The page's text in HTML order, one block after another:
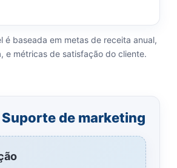
é baseada em metas de receita anual,
e métricas de satisfação do cliente.
de marketing